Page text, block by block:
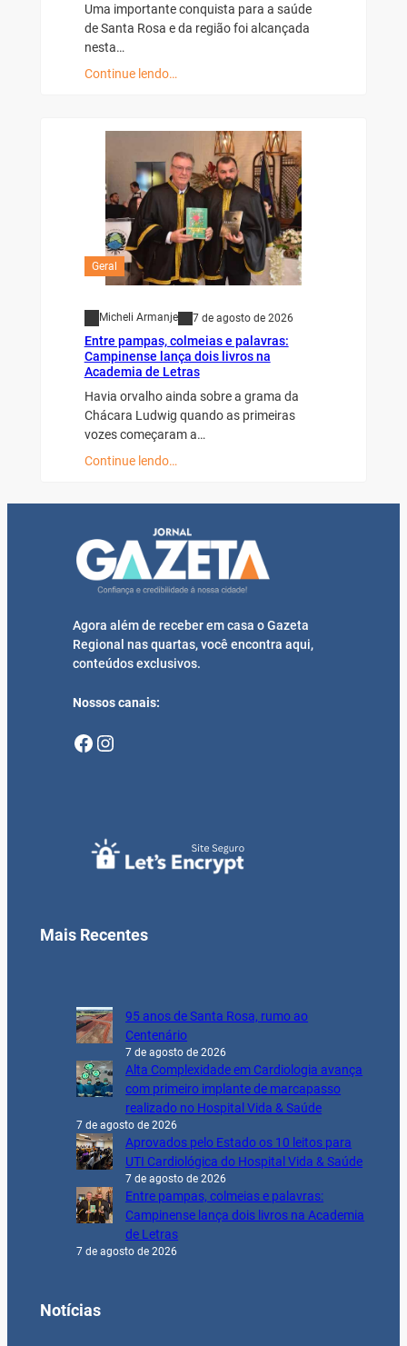
Uma importante conquista para a saúde
de Santa Rosa e da região foi alcançada
nesta…
Continue lendo…
Geral
Micheli Armanje 7 de agosto de 2026
Entre pampas, colmeias e palavras:
Campinense lança dois livros na
Academia de Letras
Havia orvalho ainda sobre a grama da
Chácara Ludwig quando as primeiras
vozes começaram a…
Continue lendo…
Agora além de receber em casa o Gazeta
Regional nas quartas, você encontra aqui,
conteúdos exclusivos.
Nossos canais:
Facebook Instagram
Mais Recentes
95 anos de Santa Rosa, rumo ao
Centenário
7 de agosto de 2026
Alta Complexidade em Cardiologia avança
com primeiro implante de marcapasso
realizado no Hospital Vida & Saúde
7 de agosto de 2026
Aprovados pelo Estado os 10 leitos para
UTI Cardiológica do Hospital Vida & Saúde
7 de agosto de 2026
Entre pampas, colmeias e palavras:
Campinense lança dois livros na Academia
de Letras
7 de agosto de 2026
Notícias